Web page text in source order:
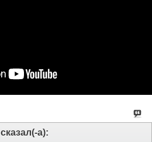
сказал(-а):